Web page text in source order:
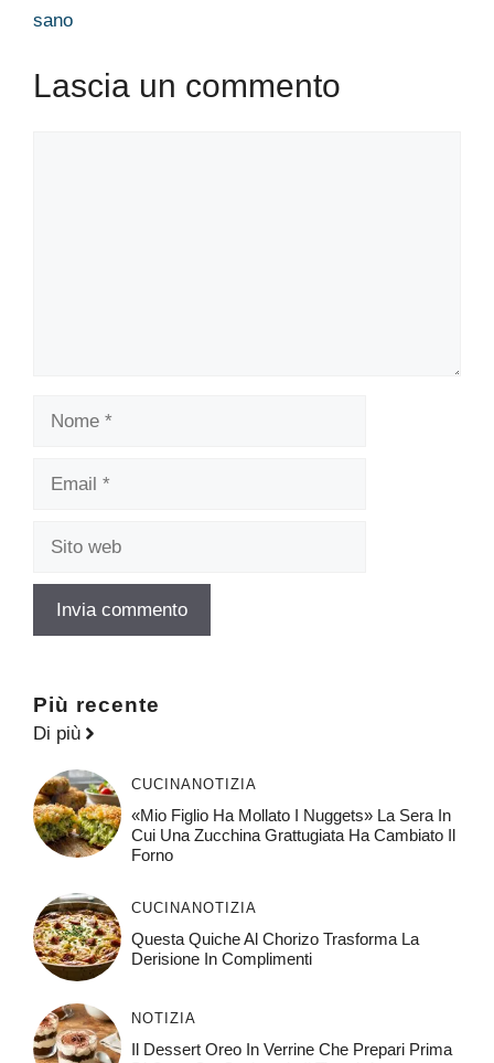
sano
Lascia un commento
Più recente
Di più
CUCINANOTIZIA
«Mio Figlio Ha Mollato I Nuggets» La Sera In
Cui Una Zucchina Grattugiata Ha Cambiato Il
Forno
CUCINANOTIZIA
Questa Quiche Al Chorizo ​​trasforma La
Derisione In Complimenti
NOTIZIA
Il Dessert Oreo In Verrine Che Prepari Prima